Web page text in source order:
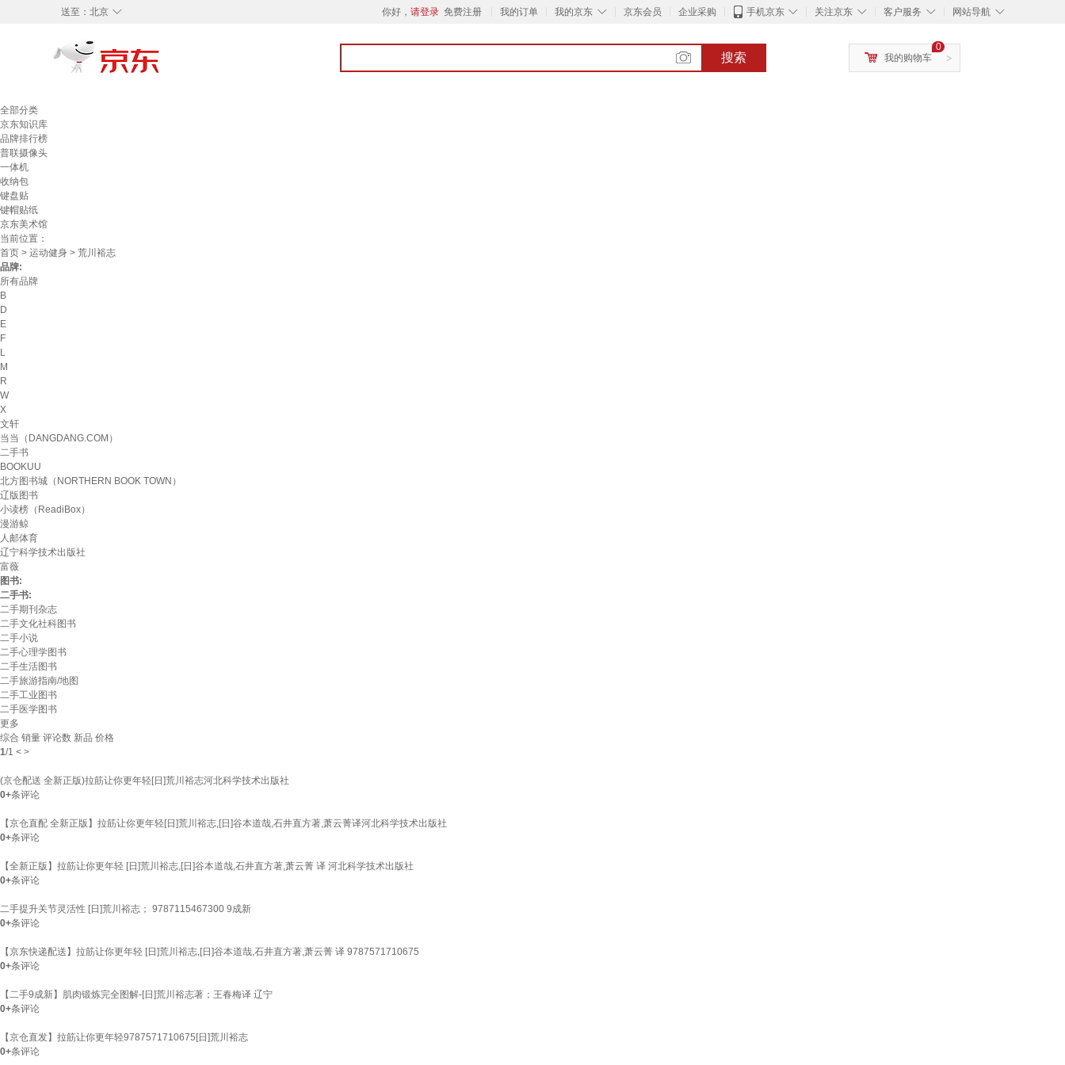
◇
送至： 北京 你好， 请登录 免费注册 我的订单 ◇
我的京东 京东会员 企业采购 ◇
手机京东 ◇
关注京东 ◇
客户服务 ◇
网站导航
搜索 >
0
我的购物车
全部分类
京东知识库
品牌排行榜
普联摄像头
一体机
收纳包
键盘贴
键帽贴纸
京东美术馆
当前位置：
首页 > 运动健身 > 荒川裕志
品牌:
所有品牌
B
D
E
F
L
M
R
W
X
文轩
当当（DANGDANG.COM）
二手书
BOOKUU
北方图书城（NORTHERN BOOK TOWN）
辽版图书
小读榜（ReadiBox）
漫游鲸
人邮体育
辽宁科学技术出版社
富薇
图书:
二手书:
二手期刊杂志
二手文化社科图书
二手小说
二手心理学图书
二手生活图书
二手旅游指南/地图
二手工业图书
二手医学图书
更多
综合 销量 评论数 新品 价格
1/1 < >
(京仓配送 全新正版)拉筋让你更年轻[日]荒川裕志河北科学技术出版社
0+条评论
【京仓直配 全新正版】拉筋让你更年轻[日]荒川裕志,[日]谷本道哉,石井直方著,萧云菁译河北科学技术出版社
0+条评论
【全新正版】拉筋让你更年轻 [日]荒川裕志,[日]谷本道哉,石井直方著,萧云菁 译 河北科学技术出版社
0+条评论
二手提升关节灵活性 [日]荒川裕志； 9787115467300 9成新
0+条评论
【京东快递配送】拉筋让你更年轻 [日]荒川裕志,[日]谷本道哉,石井直方著,萧云菁 译 9787571710675
0+条评论
【二手9成新】肌肉锻炼完全图解-[日]荒川裕志著；王春梅译 辽宁
0+条评论
【京仓直发】拉筋让你更年轻9787571710675[日]荒川裕志
0+条评论